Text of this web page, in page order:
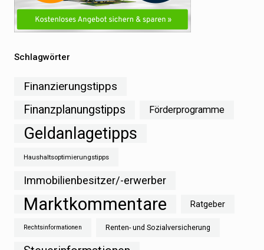
Schlagwörter
Finanzierungstipps
Finanzplanungstipps
Förderprogramme
Geldanlagetipps
Haushaltsoptimierungstipps
Immobilienbesitzer/-erwerber
Marktkommentare Ratgeber
Rechtsinformationen Renten- und Sozialversicherung